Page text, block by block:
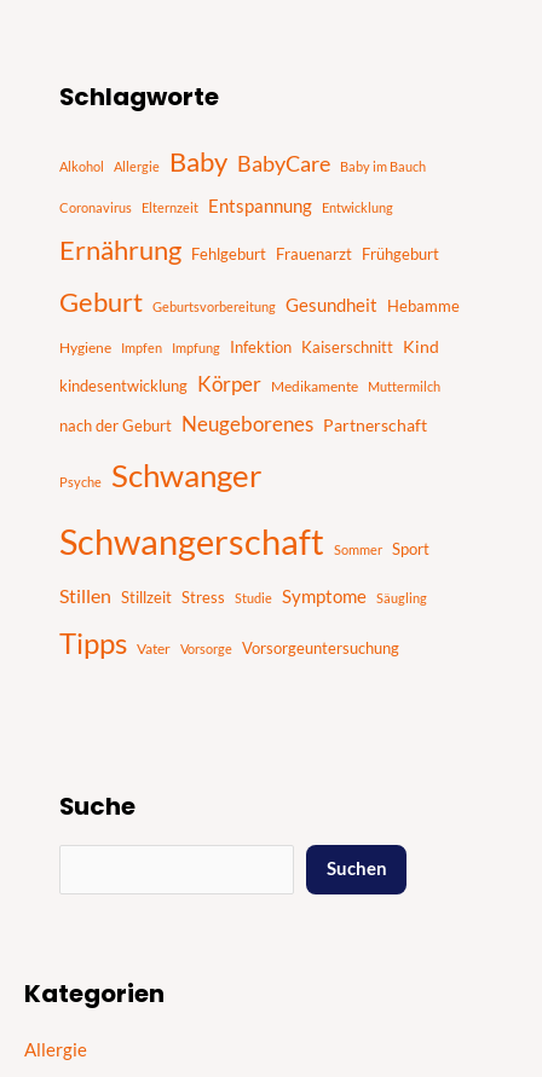
Schlagworte
Alkohol Allergie Baby BabyCare Baby im Bauch
Coronavirus Elternzeit Entspannung Entwicklung
Ernährung Fehlgeburt Frauenarzt Frühgeburt
Geburt Geburtsvorbereitung Gesundheit Hebamme
Hygiene Impfen Impfung Infektion Kaiserschnitt Kind
kindesentwicklung Körper Medikamente Muttermilch
nach der Geburt Neugeborenes Partnerschaft
Psyche Schwanger
Schwangerschaft Sommer Sport
Stillen Stillzeit Stress Studie Symptome Säugling
Tipps Vater Vorsorge Vorsorgeuntersuchung
Suche
u
h
e
n
Suchen
Kategorien
Allergie